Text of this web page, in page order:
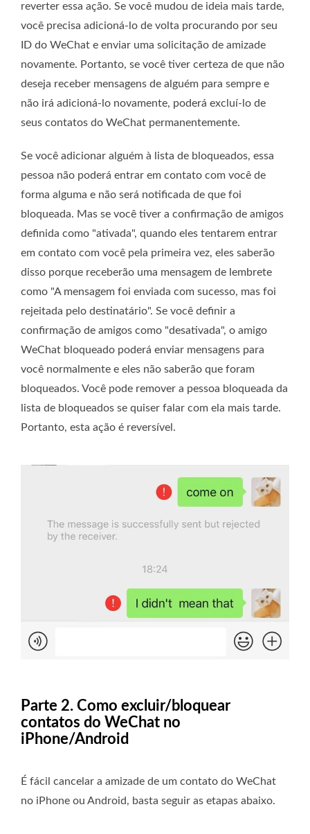
reverter essa ação. Se você mudou de ideia mais tarde,
você precisa adicioná-lo de volta procurando por seu
ID do WeChat e enviar uma solicitação de amizade
novamente. Portanto, se você tiver certeza de que não
deseja receber mensagens de alguém para sempre e
não irá adicioná-lo novamente, poderá excluí-lo de
seus contatos do WeChat permanentemente.
Se você adicionar alguém à lista de bloqueados, essa
pessoa não poderá entrar em contato com você de
forma alguma e não será notificada de que foi
bloqueada. Mas se você tiver a confirmação de amigos
definida como "ativada", quando eles tentarem entrar
em contato com você pela primeira vez, eles saberão
disso porque receberão uma mensagem de lembrete
como "A mensagem foi enviada com sucesso, mas foi
rejeitada pelo destinatário". Se você definir a
confirmação de amigos como "desativada", o amigo
WeChat bloqueado poderá enviar mensagens para
você normalmente e eles não saberão que foram
bloqueados. Você pode remover a pessoa bloqueada da
lista de bloqueados se quiser falar com ela mais tarde.
Portanto, esta ação é reversível.
Parte 2. Como excluir/bloquear
contatos do WeChat no
iPhone/Android
É fácil cancelar a amizade de um contato do WeChat
no iPhone ou Android, basta seguir as etapas abaixo.